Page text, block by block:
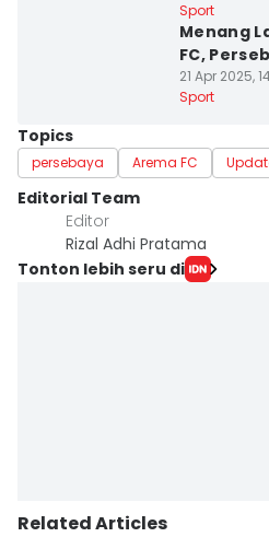
Sport
Menang
FC,
21 Apr 2025,
Sport
Topics
persebaya Arema FC
Editorial Team
Editor
Rizal Adhi Pratama
Tonton lebih seru di
Related Articles